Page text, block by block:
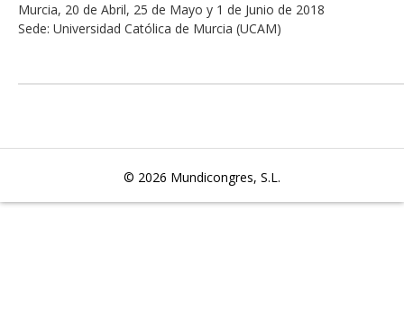
Murcia, 20 de Abril, 25 de Mayo y 1 de Junio de 2018
Sede: Universidad Católica de Murcia (UCAM)
© 2026 Mundicongres, S.L.